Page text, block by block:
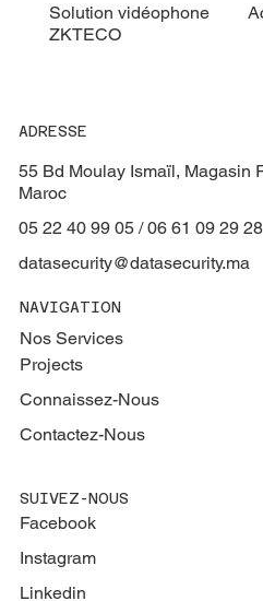
Solution vidéophone
ZKTECO
ADRESSE
55 Bd Moulay Ismaïl, Magasin
Maroc
05 22 40 99 05 / 06 61 09 29 28
datasecurity@datasecurity.ma
NAVIGATION
Nos Services
Projects
Connaissez-Nous
Contactez-Nous
SUIVEZ-NOUS
Facebook
Instagram
Linkedin